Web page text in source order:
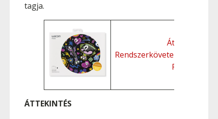
tagja.
Áttekintés
Rendszerkövetelmények
Funkciók
ÁTTEKINTÉS